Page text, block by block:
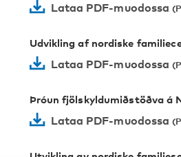
Lataa PDF-muodossa
Udvikling af nordiske
Lataa PDF-muodossa
Þróun fjölskyldumiðstöðva á
Lataa PDF-muodossa